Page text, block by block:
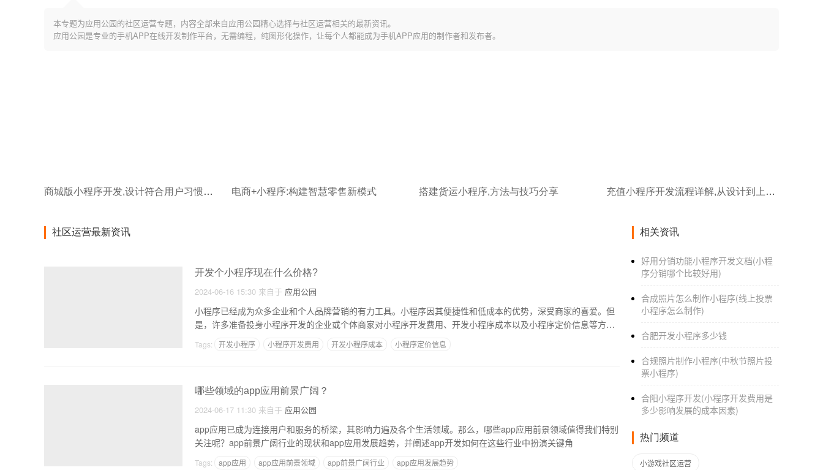
本专题为应用公园的社区运营专题，内容全部来自应用公园精心选择与社区运营相关的最新资讯。
应用公园是专业的手机APP在线开发制作平台，无需编程，纯图形化操作，让每个人都能成为手机APP应用的制作者和发布者。
商城版小程序开发,设计符合用户习惯的导航和交互？ 电商+小程序:构建智慧零售新模式 搭建货运小程序,方法与技巧分享 充值小程序开发流程详解,从设计到上线全攻略！
社区运营最新资讯
开发个小程序现在什么价格?
2024-06-16 15:30 来自于 应用公园
小程序已经成为众多企业和个人品牌营销的有力工具。小程序因其便捷性和低成本的优势，深受商家的喜爱。但
是，许多准备投身小程序开发的企业或个体商家对小程序开发费用、开发小程序成本以及小程序定价信息等方面
Tags: 开发小程序 小程序开发费用 开发小程序成本 小程序定价信息
哪些领域的app应用前景广阔？
2024-06-17 11:30 来自于 应用公园
app应用已成为连接用户和服务的桥梁，其影响力遍及各个生活领域。那么，哪些app应用前景领域值得我们特别
关注呢？app前景广阔行业的现状和app应用发展趋势，并阐述app开发如何在这些行业中扮演关键角
Tags: app应用 app应用前景领域 app前景广阔行业 app应用发展趋势
相关资讯
好用分销功能小程序开发文档(小程
序分销哪个比较好用)
合成照片怎么制作小程序(线上投票
小程序怎么制作)
合肥开发小程序多少钱
合规照片制作小程序(中秋节照片投
票小程序)
合阳小程序开发(小程序开发费用是
多少影响发展的成本因素)
热门频道
小游戏社区运营